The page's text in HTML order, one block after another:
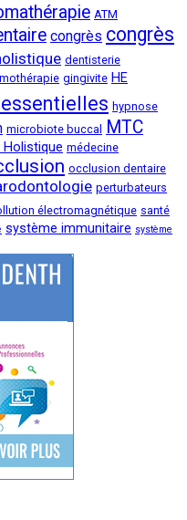
ATM
congrès congrès
dentisterie
gingivite HE
hypnose
microbiote buccal MTC
Holistique médecine
occlusion dentaire
perturbateurs
électromagnétique santé
système immunitaire système